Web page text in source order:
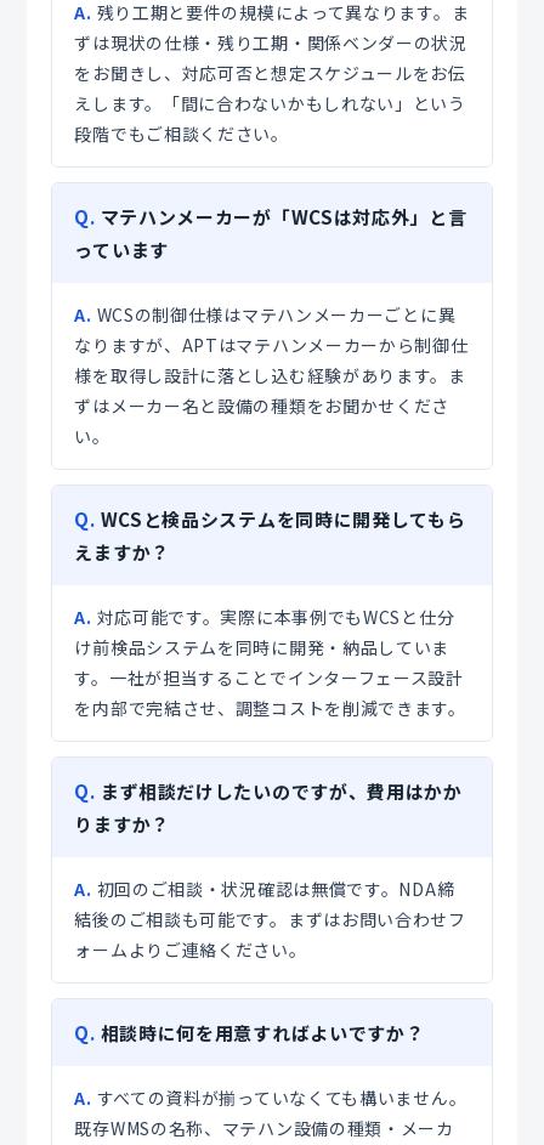
A. 残り工期と要件の規模によって異なります。ま
ずは現状の仕様・残り工期・関係ベンダーの状況
をお聞きし、対応可否と想定スケジュールをお伝
えします。「間に合わないかもしれない」という
段階でもご相談ください。
Q. マテハンメーカーが「WCSは対応外」と言
っています
A. WCSの制御仕様はマテハンメーカーごとに異
なりますが、APTはマテハンメーカーから制御仕
様を取得し設計に落とし込む経験があります。ま
ずはメーカー名と設備の種類をお聞かせくださ
い。
Q. WCSと検品システムを同時に開発してもら
えますか？
A. 対応可能です。実際に本事例でもWCSと仕分
け前検品システムを同時に開発・納品していま
す。一社が担当することでインターフェース設計
を内部で完結させ、調整コストを削減できます。
Q. まず相談だけしたいのですが、費用はかか
りますか？
A. 初回のご相談・状況確認は無償です。NDA締
結後のご相談も可能です。まずはお問い合わせフ
ォームよりご連絡ください。
Q. 相談時に何を用意すればよいですか？
A. すべての資料が揃っていなくても構いません。
既存WMSの名称、マテハン設備の種類・メーカ